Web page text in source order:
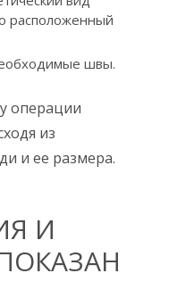
расположенный
швы.
операции
из
и ее размера.
И